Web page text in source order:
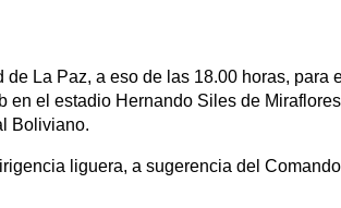
La Paz, a eso de las 18.00 horas, para
en el estadio Hernando Siles de
Boliviano.
liguera, a sugerencia del Comando